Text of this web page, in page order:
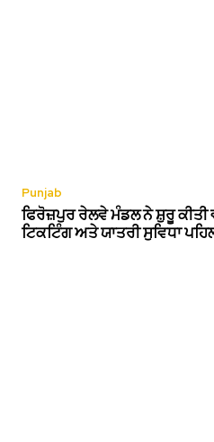
Punjab
ਫਿਰੋਜ਼ਪੁਰ ਰੇਲਵੇ ਮੰਡਲ ਨੇ ਸ਼ੁਰੂ ਕੀਤੀ
ਟਿਕਟਿੰਗ ਅਤੇ ਯਾਤਰੀ ਸੁਵਿਧਾ